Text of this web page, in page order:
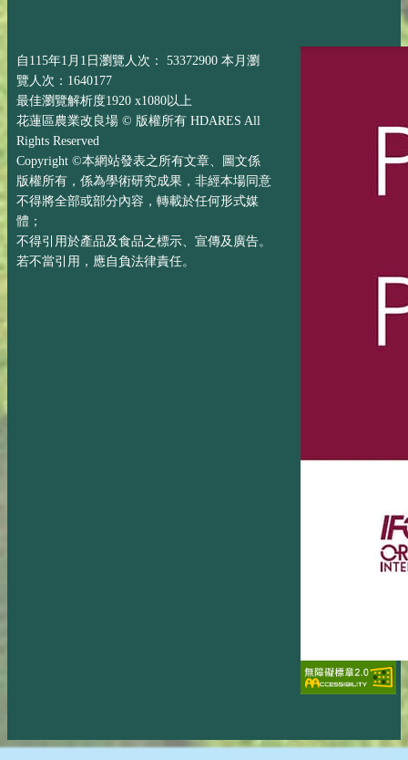
自115年1月1日瀏覽人次： 53372900 本月瀏
覽人次：1640177
最佳瀏覽解析度1920 x1080以上
花蓮區農業改良場 © 版權所有 HDARES All
Rights Reserved
Copyright ©本網站發表之所有文章、圖文係
版權所有，係為學術研究成果，非經本場同意
不得將全部或部分內容，轉載於任何形式媒
體；
不得引用於產品及食品之標示、宣傳及廣告。
若不當引用，應自負法律責任。